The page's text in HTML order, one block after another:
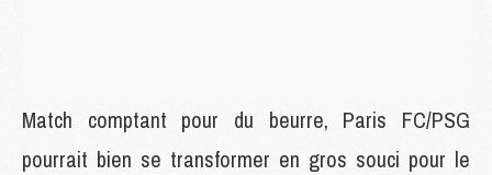
Match comptant pour du beurre, Paris FC/PSG
pourrait bien se transformer en gros souci pour le